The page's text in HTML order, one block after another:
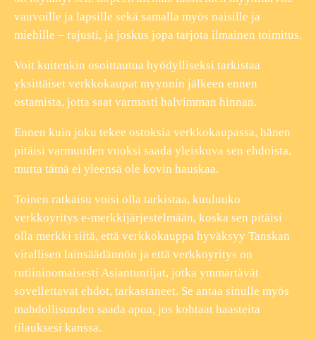
vauvoille ja lapsille sekä samalla myös naisille ja
miehille – rajusti, ja joskus jopa tarjota ilmainen toimitus.
Voit kuitenkin osoittautua hyödylliseksi tarkistaa
yksittäiset verkkokaupat myynnin jälkeen ennen
ostamista, jotta saat varmasti halvimman hinnan.
Ennen kuin joku tekee ostoksia verkkokaupassa, hänen
pitäisi varmuuden vuoksi saada yleiskuva sen ehdoista,
mutta tämä ei yleensä ole kovin hauskaa.
Toinen ratkaisu voisi olla tarkistaa, kuuluuko
verkkoyritys e-merkkijärjestelmään, koska sen pitäisi
olla merkki siitä, että verkkokauppa hyväksyy Tanskan
virallisen lainsäädännön ja että verkkoyritys on
rutiininomaisesti Asiantuntijat, jotka ymmärtävät
sovellettavat ehdot, tarkastaneet. Se antaa sinulle myös
mahdollisuuden saada apua, jos kohtaat haasteita
tilauksesi kanssa.